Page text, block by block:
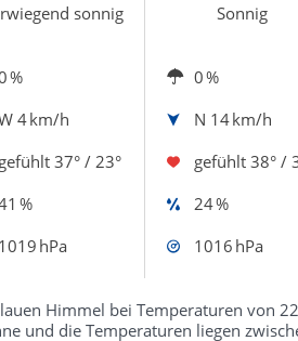
sonnig Sonnig
%
0 %
4 km/h N 14 km/h
gefühlt 37° / 23° gefühlt 38° /
%
24 %
1019 hPa 1016 hPa
Himmel bei Temperaturen von
und die Temperaturen liegen